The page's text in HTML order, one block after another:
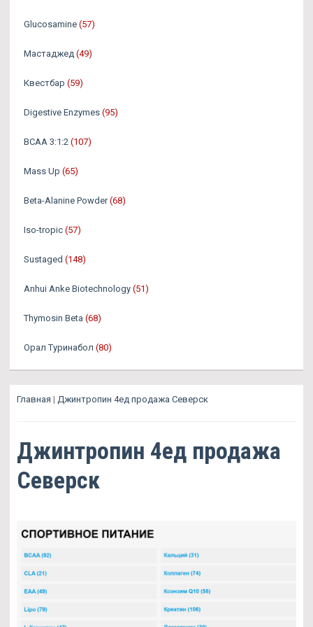
Glucosamine (57)
Мастаджед (49)
Квестбар (59)
Digestive Enzymes (95)
BCAA 3:1:2 (107)
Mass Up (65)
Beta-Alanine Powder (68)
Iso-tropic (57)
Sustaged (148)
Anhui Anke Biotechnology (51)
Thymosin Beta (68)
Орал Туринабол (80)
Главная | Джинтропин 4ед продажа Северск
Джинтропин 4ед продажа
Северск